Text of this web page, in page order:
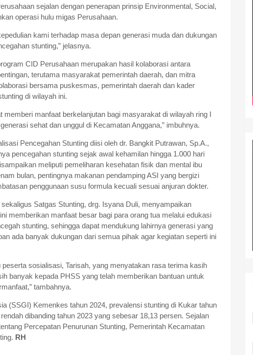
sejalan dengan penerapan prinsip Environmental, Social,
operasi hulu migas Perusahaan.
kami terhadap masa depan generasi muda dan dukungan
stunting,” jelasnya.
CID Perusahaan merupakan hasil kolaborasi antara
terutama masyarakat pemerintah daerah, dan mitra
bersama puskesmas, pemerintah daerah dan kader
di wilayah ini.
memberi manfaat berkelanjutan bagi masyarakat di wilayah ring I
sehat dan unggul di Kecamatan Anggana,” imbuhnya.
Pencegahan Stunting diisi oleh dr. Bangkit Putrawan, Sp.A.,
pencegahan stunting sejak awal kehamilan hingga 1.000 hari
meliputi pemeliharan kesehatan fisik dan mental ibu
bulan, pentingnya makanan pendamping ASI yang bergizi
penggunaan susu formula kecuali sesuai anjuran dokter.
Satgas Stunting, drg. Isyana Duli, menyampaikan
memberikan manfaat besar bagi para orang tua melalui edukasi
stunting, sehingga dapat mendukung lahirnya generasi yang
ada banyak dukungan dari semua pihak agar kegiatan seperti ini
sosialisasi, Tarisah, yang menyatakan rasa terima kasih
banyak kepada PHSS yang telah memberikan bantuan untuk
tambahnya.
(SSGI) Kemenkes tahun 2024, prevalensi stunting di Kukar tahun
dibanding tahun 2023 yang sebesar 18,13 persen. Sejalan
Percepatan Penurunan Stunting, Pemerintah Kecamatan
RH